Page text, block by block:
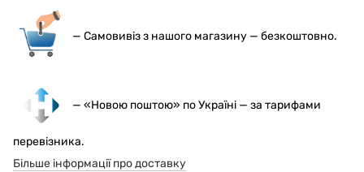
— Самовивіз з нашого магазину — безкоштовно.
— «Новою поштою» по Україні — за тарифами
перевізника.
Більше інформації про доставку